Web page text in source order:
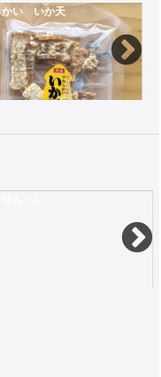
かい いか天
んべい